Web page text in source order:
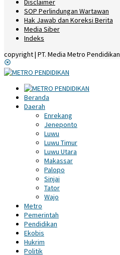
Disclaimer
SOP Perlindungan Wartawan
Hak Jawab dan Koreksi Berita
Media Siber
Indeks
copyright | PT. Media Metro Pendidikan
Beranda
Daerah
Enrekang
Jeneponto
Luwu
Luwu Timur
Luwu Utara
Makassar
Palopo
Sinjai
Tator
Wajo
Metro
Pemerintah
Pendidikan
Ekobis
Hukrim
Politik